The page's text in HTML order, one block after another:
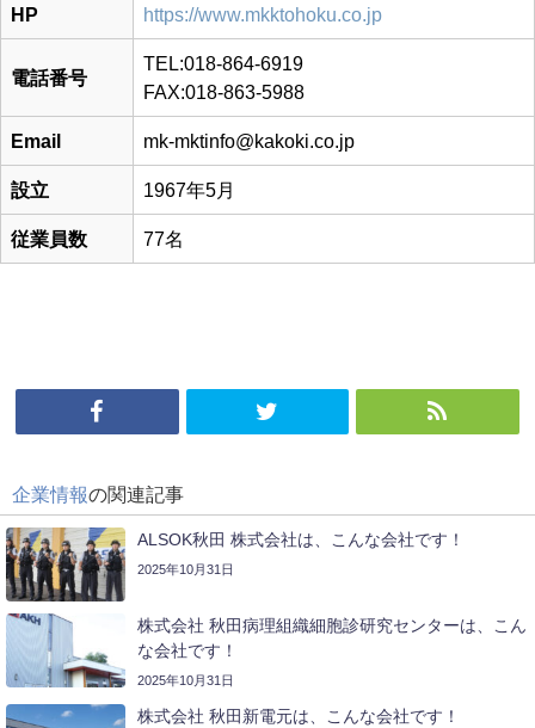
HP https://www.mkktohoku.co.jp
電話番号
TEL:018-864-6919
FAX:018-863-5988
Email mk-mktinfo@kakoki.co.jp
設立 1967年5月
従業員数 77名
企業情報の関連記事
ALSOK秋田 株式会社は、こんな会社です！
2025年10月31日
株式会社 秋田病理組織細胞診研究センターは、こん
な会社です！
2025年10月31日
株式会社 秋田新電元は、こんな会社です！